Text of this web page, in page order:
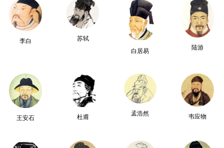
李白
苏轼
白居易
陆游
王安石 杜甫
孟浩然 韦应物